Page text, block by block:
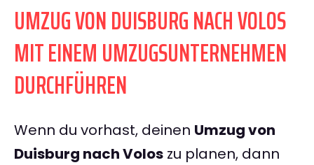
UMZUG VON DUISBURG NACH VOLOS
MIT EINEM UMZUGSUNTERNEHMEN
DURCHFÜHREN
Wenn du vorhast, deinen Umzug von
Duisburg nach Volos zu planen, dann